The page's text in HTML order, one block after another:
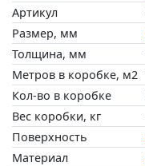
Артикул
Размер, мм
Толщина, мм
Метров в коробке, м2
Кол-во в коробке
Вес коробки, кг
Поверхность
Материал